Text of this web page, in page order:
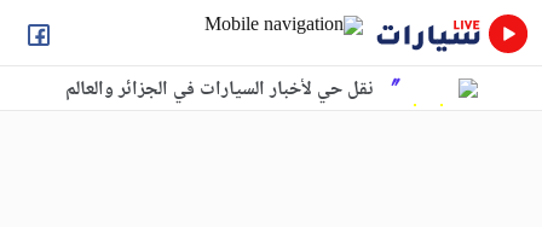
نقل حي لأخبار السيارات في الجزائر والعالم